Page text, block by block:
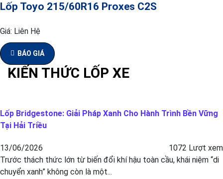
Lốp Toyo 215/60R16 Proxes C2S
Giá: Liên Hệ
BÁO GIÁ
KIẾN THỨC LỐP XE
Lốp Bridgestone: Giải Pháp Xanh Cho Hành Trình Bền Vững
Tại Hải Triều
13/06/2026
1072 Lượt xem
Trước thách thức lớn từ biến đổi khí hậu toàn cầu, khái niệm “di
chuyển xanh” không còn là một...